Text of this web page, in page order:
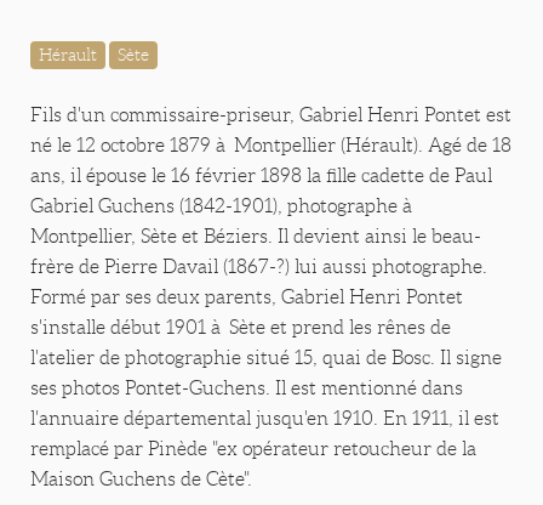
Hérault Sète
Fils d'un commissaire-priseur, Gabriel Henri Pontet est
né le 12 octobre 1879 à Montpellier (Hérault). Agé de 18
ans, il épouse le 16 février 1898 la fille cadette de Paul
Gabriel Guchens (1842-1901), photographe à
Montpellier, Sète et Béziers. Il devient ainsi le beau-
frère de Pierre Davail (1867-?) lui aussi photographe.
Formé par ses deux parents, Gabriel Henri Pontet
s'installe début 1901 à Sète et prend les rênes de
l'atelier de photographie situé 15, quai de Bosc. Il signe
ses photos Pontet-Guchens. Il est mentionné dans
l'annuaire départemental jusqu'en 1910. En 1911, il est
remplacé par Pinède "ex opérateur retoucheur de la
Maison Guchens de Cète".